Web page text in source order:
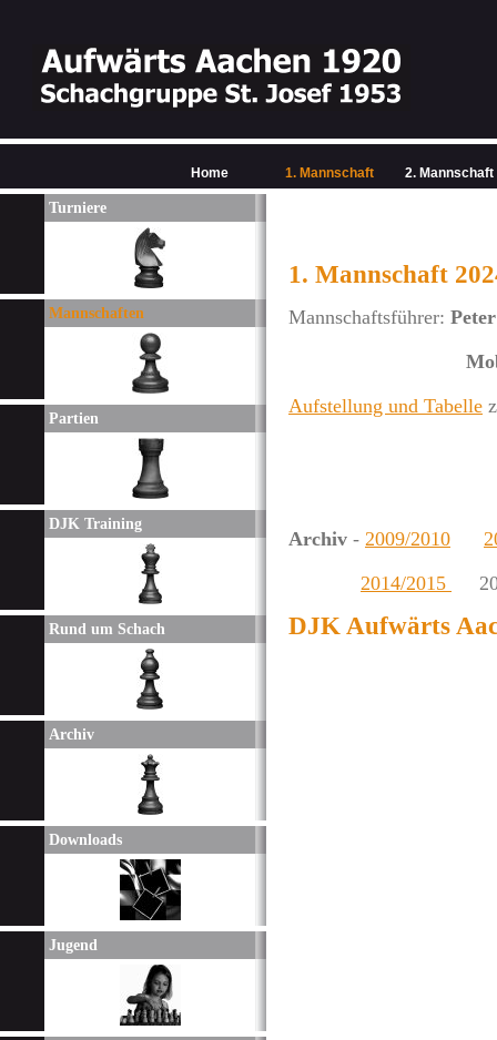
Turniere
Mannschaften
Partien
DJK Training
Rund um Schach
Archiv
Downloads
Jugend
1. Mannschaft
Mannschaftsführer:
Aufstellung und Tabelle
Archiv - 2009/2010
2014/2015
DJK Aufwärts
Home 1. Mannschaft 2. Mannschaft